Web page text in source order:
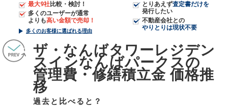
最大9社比較・検討！
多くのユーザーが通常
よりも高い金額で売却！
多くのお客様に選ばれる理由
とりあえず査定書だけを
発行したい
不動産会社との
やりとりは現状不要
ザ・なんばタワーレジデン
スインなんばパークスの
管理費・修繕積立金 価格推
移
過去と比べると？